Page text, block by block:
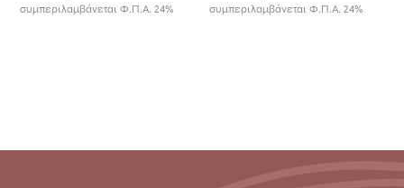
συμπεριλαμβάνεται Φ.Π.Α. 24% συμπεριλαμβάνεται Φ.Π.Α. 24%